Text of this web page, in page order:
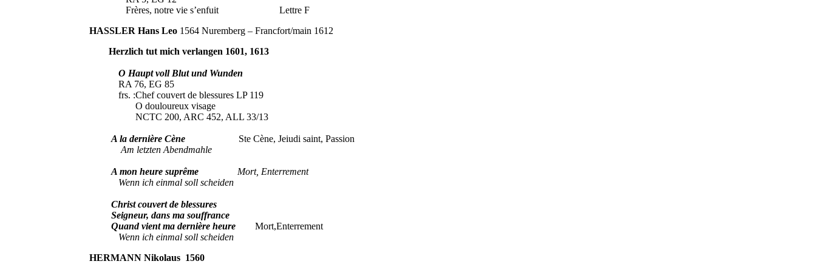
Frères, notre vie s’enfuit Lettre F
HASSLER Hans Leo 1564 Nuremberg – Francfort/main 1612
Herzlich tut mich verlangen 1601, 1613
O Haupt voll Blut und Wunden
RA 76, EG 85
frs. :Chef couvert de blessures LP 119
O douloureux visage
NCTC 200, ARC 452, ALL 33/13
A la dernière Cène
Ste Cène, Jeiudi saint, Passion
Am letzten Abendmahle
A mon heure suprême Mort, Enterrement
Wenn ich einmal soll scheiden
Christ couvert de blessures
Seigneur, dans ma souffrance
Quand vient ma dernière heure
Mort,Enterrement
Wenn ich einmal soll scheiden
HERMANNNikolaus 1560